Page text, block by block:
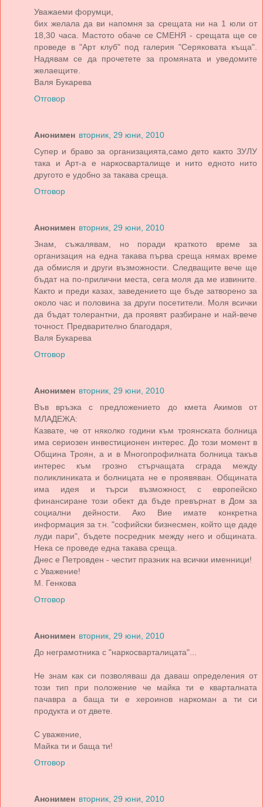
Уважаеми форумци,
бих желала да ви напомня за срещата ни на 1 юли от
18,30 часа. Мастото обаче се СМЕНЯ - срещата ще се
проведе в "Арт клуб" под галерия "Серяковата къща".
Надявам се да прочетете за промяната и уведомите
желаещите.
Валя Букарева
Отговор
Анонимен вторник, 29 юни, 2010
Супер и браво за организацията,само дето както ЗУЛУ
така и Арт-а е наркосварталище и нито едното нито
другото е удобно за такава среща.
Отговор
Анонимен вторник, 29 юни, 2010
Знам, съжалявам, но поради краткото време за
организация на една такава първа среща нямах време
да обмисля и други възможности. Следващите вече ще
бъдат на по-прилични места, сега моля да ме извините.
Както и преди казах, заведението ще бъде затворено за
около час и половина за други посетители. Моля всички
да бъдат толерантни, да проявят разбиране и най-вече
точност. Предварително благодаря,
Валя Букарева
Отговор
Анонимен вторник, 29 юни, 2010
Във връзка с предложението до кмета Акимов от
МЛАДЕЖА:
Казвате, че от няколко години към троянската болница
има сериозен инвестиционен интерес. До този момент в
Община Троян, а и в Многопрофилната болница такъв
интерес към грозно стърчащата сграда между
поликлиниката и болницата не е проявяван. Общината
има идея и търси възможност, с европейско
финансиране този обект да бъде превърнат в Дом за
социални дейности. Ако Вие имате конкретна
информация за т.н. "софийски бизнесмен, който ще даде
луди пари", бъдете посредник между него и общината.
Нека се проведе една такава среща.
Днес е Петровден - честит празник на всички именници!
с Уважение!
М. Генкова
Отговор
Анонимен вторник, 29 юни, 2010
До неграмотника с "наркосварталицата"...
Не знам как си позволяваш да даваш определения от
този тип при положение че майка ти е кварталната
пачавра а баща ти е хероинов наркоман а ти си
продукта и от двете.
С уважение,
Майка ти и баща ти!
Отговор
Анонимен вторник, 29 юни, 2010